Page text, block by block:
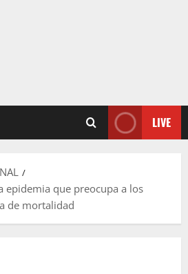
LIVE
epidemia que preocupa a los
de mortalidad